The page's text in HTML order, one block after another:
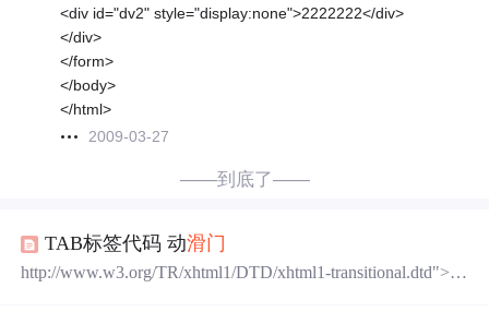
<div id="dv2" style="display:none">2222222</div>
</div>
</form>
</body>
</html>
2009-03-27
——到底了——
TAB标签代码 动滑门
http://www.w3.org/TR/xhtml1/DTD/xhtml1-transitional.dtd"> ht